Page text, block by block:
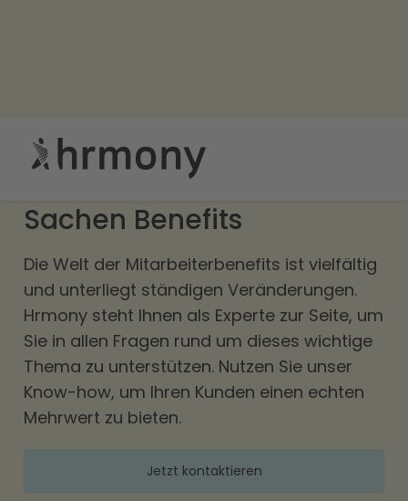
Hrmony: Der verlässliche
Partner der Allianz in
Sachen Benefits
Die Welt der Mitarbeiterbenefits ist vielfältig
und unterliegt ständigen Veränderungen.
Hrmony steht Ihnen als Experte zur Seite, um
Sie in allen Fragen rund um dieses wichtige
Thema zu unterstützen. Nutzen Sie unser
Know-how, um Ihren Kunden einen echten
Mehrwert zu bieten.
Jetzt kontaktieren